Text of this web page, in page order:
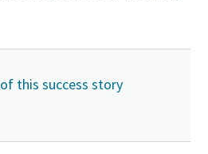
this success story